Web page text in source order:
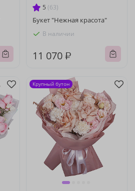
5 (63)
Букет "Нежная красота"
В наличии
11 070 ₽
Крупный бутон